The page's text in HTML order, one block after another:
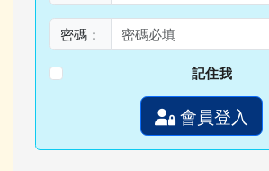
密碼：
記住我
會員登入